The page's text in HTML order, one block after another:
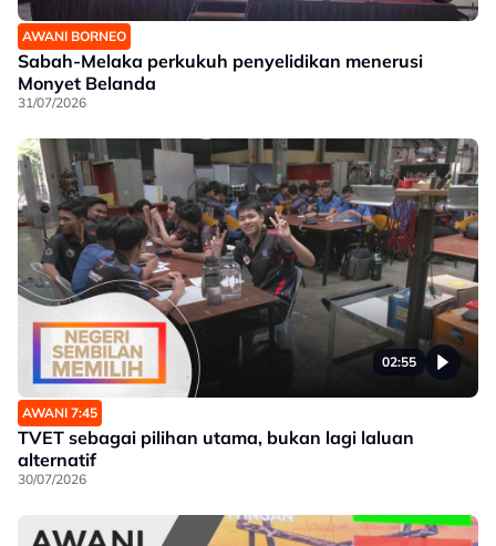
AWANI BORNEO
Sabah-Melaka perkukuh penyelidikan menerusi
Monyet Belanda
31/07/2026
02:55
AWANI 7:45
TVET sebagai pilihan utama, bukan lagi laluan
alternatif
30/07/2026